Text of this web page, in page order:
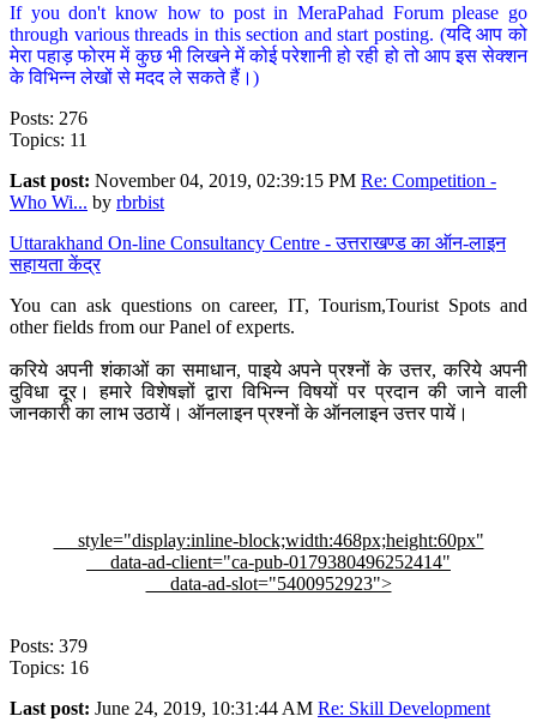
If you don't know how to post in MeraPahad Forum please go
through various threads in this section and start posting. (यदि आप को
मेरा पहाड़ फोरम में कुछ भी लिखने में कोई परेशानी हो रही हो तो आप इस सेक्शन
के विभिन्न लेखों से मदद ले सकते हैं।)
Posts: 276
Topics: 11
Last post: November 04, 2019, 02:39:15 PM Re: Competition -
Who Wi... by rbrbist
Uttarakhand On-line Consultancy Centre - उत्तराखण्ड का ऑन-लाइन
सहायता केंद्र
You can ask questions on career, IT, Tourism,Tourist Spots and
other fields from our Panel of experts.
करिये अपनी शंकाओं का समाधान, पाइये अपने प्रश्नों के उत्तर, करिये अपनी
दुविधा दूर। हमारे विशेषज्ञों द्वारा विभिन्न विषयों पर प्रदान की जाने वाली
जानकारी का लाभ उठायें। ऑनलाइन प्रश्नों के ऑनलाइन उत्तर पायें।
style="display:inline-block;width:468px;height:60px"
data-ad-client="ca-pub-0179380496252414"
data-ad-slot="5400952923">
Posts: 379
Topics: 16
Last post: June 24, 2019, 10:31:44 AM Re: Skill Development